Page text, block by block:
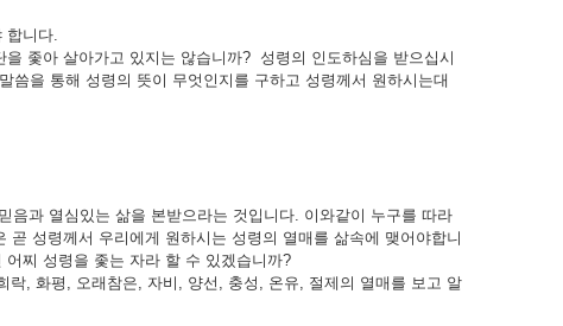
합니다.
좇아 살아가고 있지는 않습니까? 성령의 인도하심을 받으십시
을 통해 성령의 뜻이 무엇인지를 구하고 성령께서 원하시는대
과 열심있는 삶을 본받으라는 것입니다. 이와같이 누구를 따라
성령께서 우리에게 원하시는 성령의 열매를 삶속에 맺어야합니
찌 성령을 좇는 자라 할 수 있겠습니까?
락, 화평, 오래참은, 자비, 양선, 충성, 온유, 절제의 열매를 보고 알